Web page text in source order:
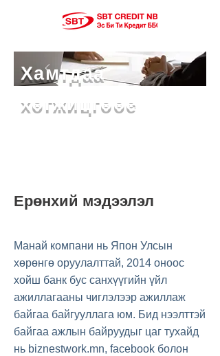
Хамтдаа
хөгжицгөөе
Ерөнхий мэдээлэл
Манай компани нь Япон Улсын
хөрөнгө оруулалттай, 2014 оноос
хойш банк бус санхүүгийн үйл
ажиллагааны чиглэлээр ажиллаж
байгаа байгууллага юм. Бид нээлттэй
байгаа ажлын байруудыг цаг тухайд
нь biznestwork.mn, facebook болон